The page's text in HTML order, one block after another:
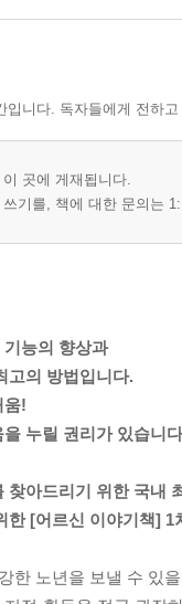
입니다. 독자들에게 전하
곳에 게재됩니다.
기를, 책에 대한 문의는
능의 향상과
고의 방법입니다.
움!
누릴 권리가 있습니
아드리기 위한 국내
한 [어르신 이야기책] 1
한 노년을 보낼 수 있을